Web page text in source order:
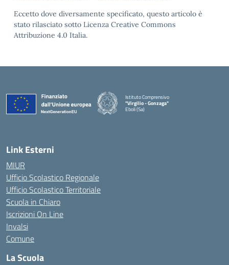
Eccetto dove diversamente specificato, questo articolo è
stato rilasciato sotto Licenza Creative Commons
Attribuzione 4.0 Italia.
Istituto Comprensivo
"Virgilio - Gonzaga"
Eboli (Sa)
Link Esterni
MIUR
Ufficio Scolastico Regionale
Ufficio Scolastico Territoriale
Scuola in Chiaro
Iscrizioni On Line
Invalsi
Comune
La Scuola